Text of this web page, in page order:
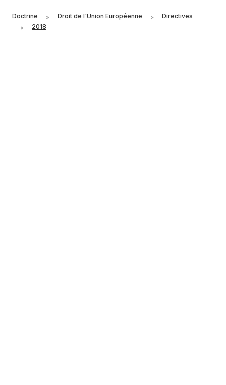
Actifs exonérés (BOI-PAT-IFI-30 - BOFiP)
Doctrine Droit de l'Union Européenne
Directives
2018